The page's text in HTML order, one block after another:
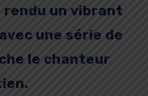
rendu un vibrant
une série de
le chanteur